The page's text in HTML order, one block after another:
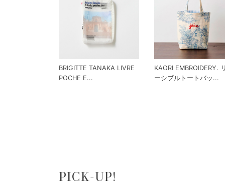
BRIGITTE TANAKA LIVRE
POCHE E...
KAORI EMBROIDERY.
ーシブルトートバッ...
PICK-UP!